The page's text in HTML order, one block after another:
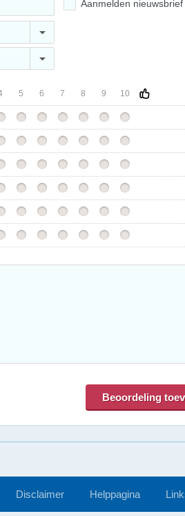
Aanmelden nieuwsbrief
5 6 7 8 9 10
Disclaimer Helppagina